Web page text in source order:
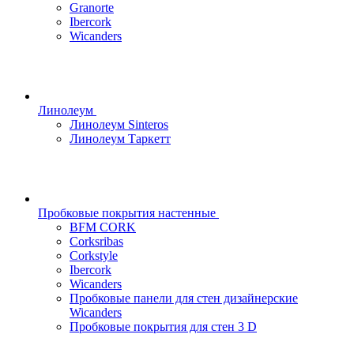
Granorte
Ibercork
Wicanders
Линолеум
Линолеум Sinteros
Линолеум Таркетт
Пробковые покрытия настенные
BFM CORK
Corksribas
Corkstyle
Ibercork
Wicanders
Пробковые панели для стен дизайнерские
Wicanders
Пробковые покрытия для стен 3 D